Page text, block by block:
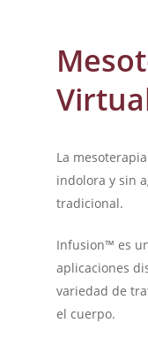
La
indolora y sin
tradicional.
Infusion™ es
aplicaciones
variedad de
el cuerpo.